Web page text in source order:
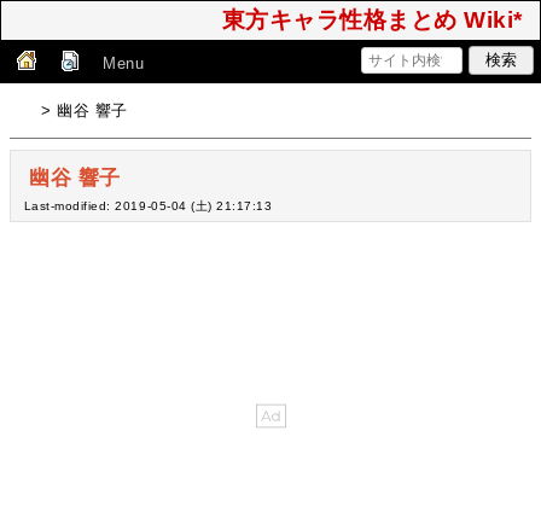
東方キャラ性格まとめ Wiki*
Menu
> 幽谷 響子
幽谷 響子
Last-modified: 2019-05-04 (土) 21:17:13